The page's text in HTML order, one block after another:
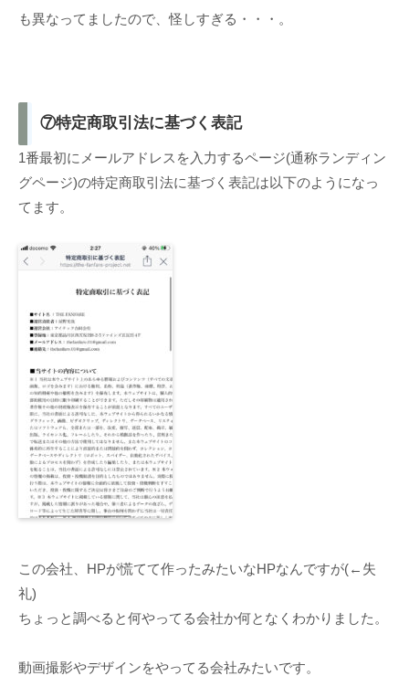
も異なってましたので、怪しすぎる・・・。
⑦特定商取引法に基づく表記
1番最初にメールアドレスを入力するページ(通称ランディン
グページ)の特定商取引法に基づく表記は以下のようになっ
てます。
この会社、HPが慌てて作ったみたいなHPなんですが(←失
礼)
ちょっと調べると何やってる会社か何となくわかりました。
動画撮影やデザインをやってる会社みたいです。